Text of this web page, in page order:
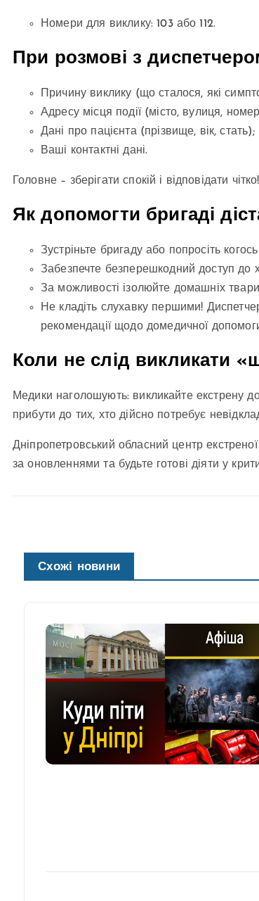
Номери для виклику: 103 або 112.
При розмові з
Причину виклику (що сталося, які
Адресу місця події (місто, вулиця,
Дані про пацієнта (прізвище, вік, стать);
Ваші контактні дані.
Головне – зберігати спокій і відповідати чітко!
Як допомогти бригаді
Зустріньте бригаду або попросіть
Забезпечте безперешкодний доступ до
За можливості ізолюйте домашніх
Не кладіть слухавку першими!
рекомендації щодо домедичної
Коли не слід викликати
Медики наголошують: викликайте екстрену
прибути до тих, хто дійсно потребує
Дніпропетровський обласний центр
за оновленнями та будьте готові діяти у
Схожі новини